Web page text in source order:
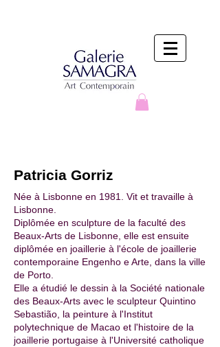
Patricia Gorriz
Née à Lisbonne en 1981. Vit et travaille à
Lisbonne.
Diplômée en sculpture de la faculté des
Beaux-Arts de Lisbonne, elle est ensuite
diplômée en joaillerie à l'école de joaillerie
contemporaine Engenho e Arte, dans la ville
de Porto.
Elle a étudié le dessin à la Société nationale
des Beaux-Arts avec le sculpteur Quintino
Sebastião, la peinture à l'Institut
polytechnique de Macao et l'histoire de la
joaillerie portugaise à l'Université catholique